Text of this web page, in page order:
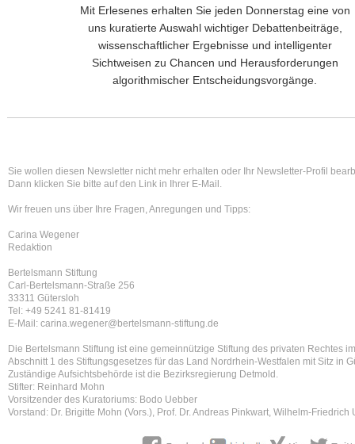
Mit Erlesenes erhalten Sie jeden Donnerstag eine von
uns kuratierte Auswahl wichtiger Debattenbeiträge,
wissenschaftlicher Ergebnisse und intelligenter
Sichtweisen zu Chancen und Herausforderungen
algorithmischer Entscheidungsvorgänge.
Sie wollen diesen Newsletter nicht mehr erhalten oder Ihr Newsletter-Profil
Dann klicken Sie bitte auf den Link in Ihrer E-Mail.
Wir freuen uns über Ihre Fragen, Anregungen und Tipps:
Carina Wegener
Redaktion
Bertelsmann Stiftung
Carl-Bertelsmann-Straße 256
33311 Gütersloh
Tel: +49 5241 81-81419
E-Mail: carina.wegener@bertelsmann-stiftung.de
Die Bertelsmann Stiftung ist eine gemeinnützige Stiftung des privaten Rechtes
Abschnitt 1 des Stiftungsgesetzes für das Land Nordrhein-Westfalen mit Sitz in
Zuständige Aufsichtsbehörde ist die Bezirksregierung Detmold.
Stifter: Reinhard Mohn
Vorsitzender des Kuratoriums: Bodo Uebber
Vorstand: Dr. Brigitte Mohn (Vors.), Prof. Dr. Andreas Pinkwart, Wilhelm-Friedrich